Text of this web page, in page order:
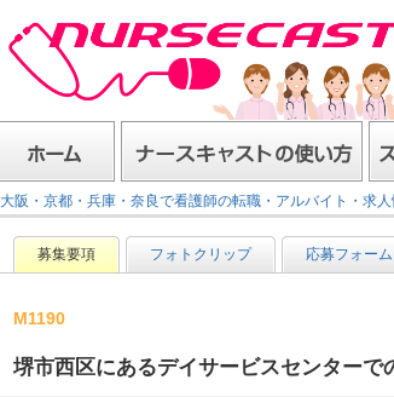
ホーム ナースキャストの使い方 ス
大阪・京都・兵庫・奈良で看護師の転職・アルバイト・求
募集要項 フォトクリップ 応募フォーム
M1190
堺市西区にあるデイサービスセンター